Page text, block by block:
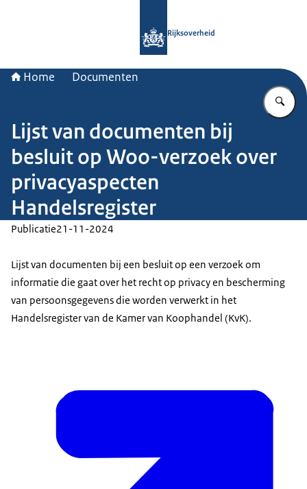
Rijksoverheid
Home Documenten
Lijst van documenten bij
besluit op Woo-verzoek over
privacyaspecten
Handelsregister
Publicatie21-11-2024
Lijst van documenten bij een besluit op een verzoek om
informatie die gaat over het recht op privacy en bescherming
van persoonsgegevens die worden verwerkt in het
Handelsregister van de Kamer van Koophandel (KvK).